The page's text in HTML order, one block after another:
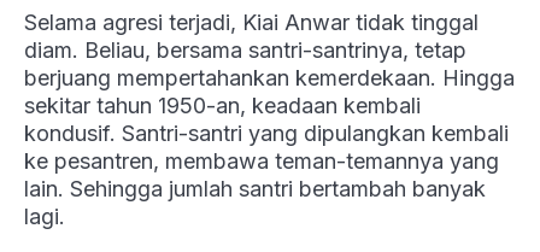
Selama agresi terjadi, Kiai Anwar tidak tinggal
diam. Beliau, bersama santri-santrinya, tetap
berjuang mempertahankan kemerdekaan. Hingga
sekitar tahun 1950-an, keadaan kembali
kondusif. Santri-santri yang dipulangkan kembali
ke pesantren, membawa teman-temannya yang
lain. Sehingga jumlah santri bertambah banyak
lagi.